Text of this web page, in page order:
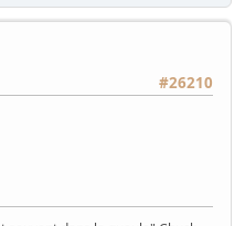
#26210